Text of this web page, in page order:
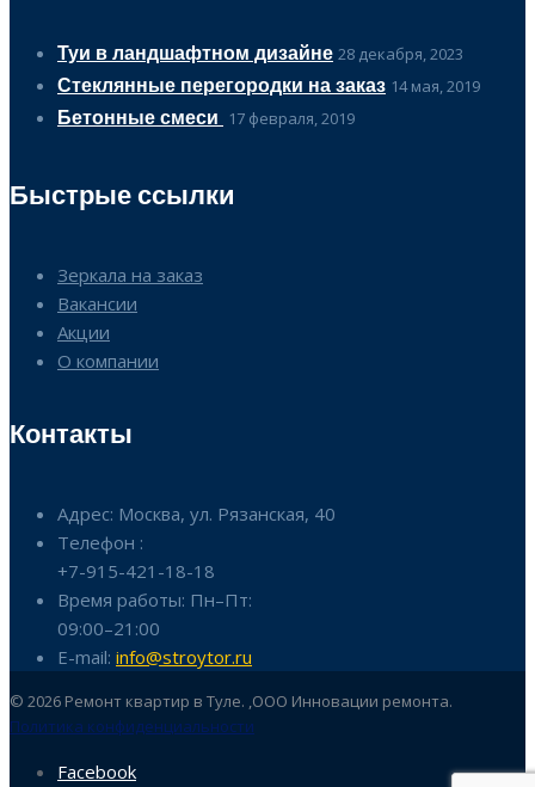
Туи в ландшафтном дизайне 28 декабря, 2023
Стеклянные перегородки на заказ 14 мая, 2019
Бетонные смеси 17 февраля, 2019
Быстрые ссылки
Зеркала на заказ
Вакансии
Акции
О компании
Контакты
Адрес: Москва, ул. Рязанская, 40
Телефон :
+7-915-421-18-18
Время работы: Пн–Пт:
09:00–21:00
E-mail: info@stroytor.ru
© 2026 Ремонт квартир в Туле. ,ООО Инновации ремонта.
Политика конфиденциальности
Facebook